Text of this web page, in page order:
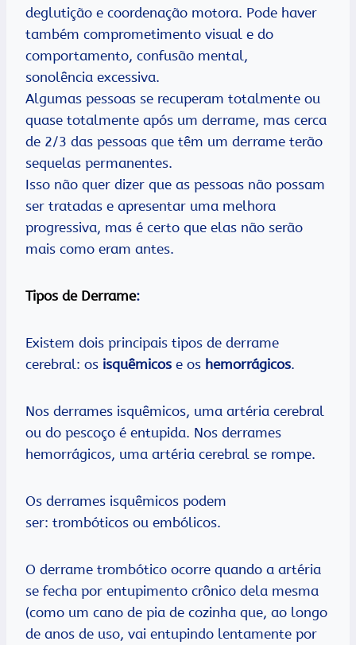
deglutição e coordenação motora. Pode haver
também comprometimento visual e do
comportamento, confusão mental,
sonolência excessiva.
Algumas pessoas se recuperam totalmente ou
quase totalmente após um derrame, mas cerca
de 2/3 das pessoas que têm um derrame terão
sequelas permanentes.
Isso não quer dizer que as pessoas não possam
ser tratadas e apresentar uma melhora
progressiva, mas é certo que elas não serão
mais como eram antes.
Tipos de Derrame:
Existem dois principais tipos de derrame
cerebral: os isquêmicos e os hemorrágicos.
Nos derrames isquêmicos, uma artéria cerebral
ou do pescoço é entupida. Nos derrames
hemorrágicos, uma artéria cerebral se rompe.
Os derrames isquêmicos podem
ser: trombóticos ou embólicos.
O derrame trombótico ocorre quando a artéria
se fecha por entupimento crônico dela mesma
(como um cano de pia de cozinha que, ao longo
de anos de uso, vai entupindo lentamente por